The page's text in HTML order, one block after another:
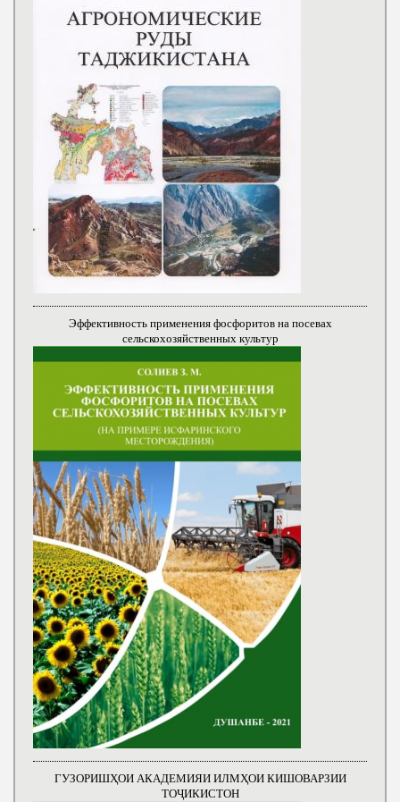
Эффективность применения фосфоритов на посевах
сельскохозяйственных культур
ГУЗОРИШҲОИ АКАДЕМИЯИ ИЛМҲОИ КИШОВАРЗИИ
ТОҶИКИСТОН